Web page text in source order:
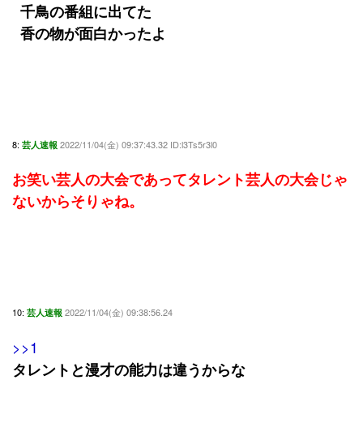
千鳥の番組に出てた
香の物が面白かったよ
8: 芸人速報 2022/11/04(金) 09:37:43.32 ID:l3Ts5r3l0
お笑い芸人の大会であってタレント芸人の大会じゃ
ないからそりゃね。
10: 芸人速報 2022/11/04(金) 09:38:56.24
>>1
タレントと漫才の能力は違うからな